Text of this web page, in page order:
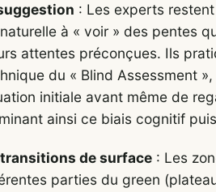
: Les experts
à « voir » des pentes
attentes préconçues. Ils
du « Blind Assessment »,
initiale avant même de
ainsi ce biais cognitif
de surface : Les
parties du green